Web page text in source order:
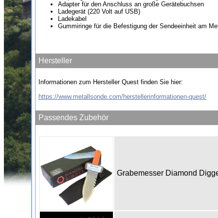
Adapter für den Anschluss an große Gerätebuchsen
Ladegerät (220 Volt auf USB)
Ladekabel
Gummiringe für die Befestigung der Sendeeinheit am
Hersteller
Informationen zum Hersteller Quest finden Sie hier:
https://www.metallsonde.com/herstellerinformationen-quest/
Passendes Zubehör
Grabemesser Diamond